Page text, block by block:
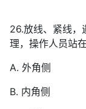
26.放线、紧线，
理，操作人员站
A. 外角侧
B. 内角侧